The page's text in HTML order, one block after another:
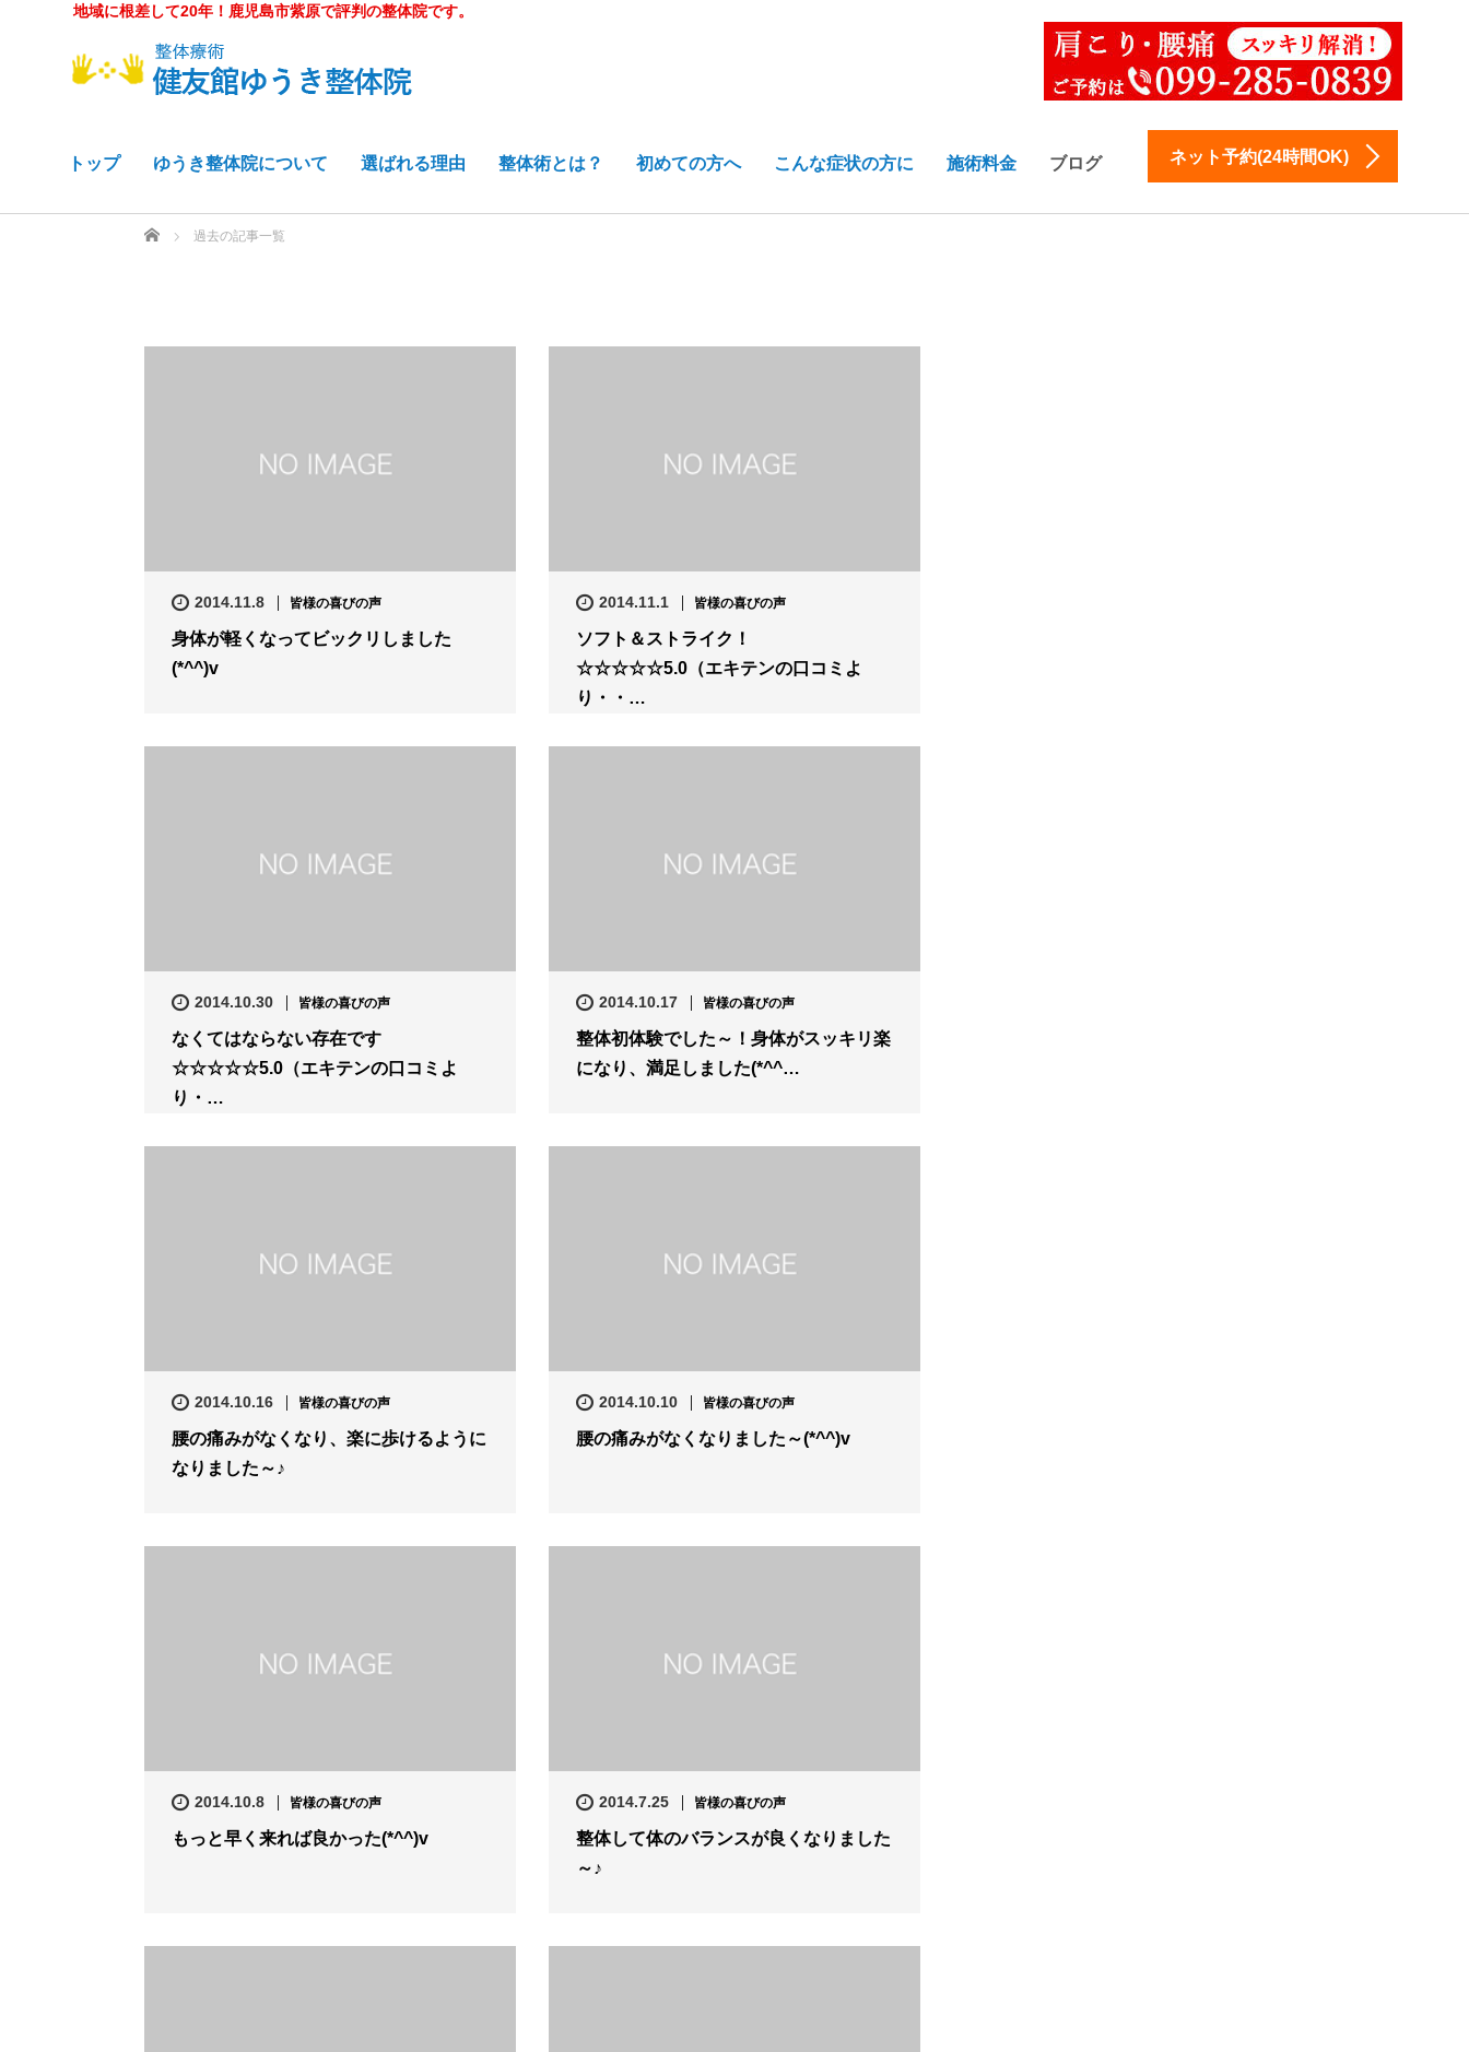
地域に根差して20年！鹿児島市紫原で評判の整体院です。
トップ ゆうき整体院について 選ばれる理由 整体術とは？ 初めての方へ こんな症状の方に 施術料金 ブログ ネット予約(24時間OK)
ホーム 過去の記事一覧
2014.11.8 皆様の喜びの声
身体が軽くなってビックリしました
(*^^)v
2014.11.1 皆様の喜びの声
ソフト＆ストライク！
☆☆☆☆☆5.0（エキテンの口コミよ
り・・…
2014.10.30 皆様の喜びの声
なくてはならない存在です
☆☆☆☆☆5.0（エキテンの口コミよ
り・…
2014.10.17 皆様の喜びの声
整体初体験でした～！身体がスッキリ楽
になり、満足しました(*^^…
2014.10.16 皆様の喜びの声
腰の痛みがなくなり、楽に歩けるように
なりました～♪
2014.10.10 皆様の喜びの声
腰の痛みがなくなりました～(*^^)v
2014.10.8 皆様の喜びの声
もっと早く来れば良かった(*^^)v
2014.7.25 皆様の喜びの声
整体して体のバランスが良くなりました
～♪